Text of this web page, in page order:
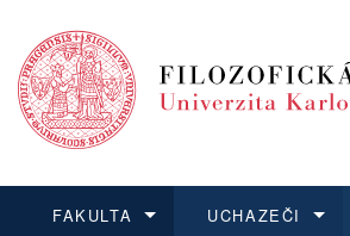
FAKULTA UCHAZEČI